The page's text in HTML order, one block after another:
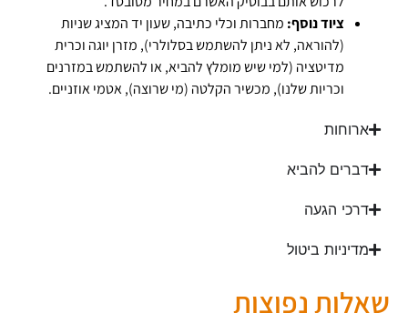
ציוד נוסף: מחברות וכלי כתיבה, שעון יד המציג שניות
(להוראה, לא ניתן להשתמש בסלולרי), מזרן יוגה וכרית
מדיטציה (למי שיש מומלץ להביא, או להשתמש במזרנים
וכריות שלנו), מכשיר הקלטה (מי שרוצה), אטמי אוזניים.
ארוחות
דברים להביא
דרכי הגעה
מדיניות ביטול
שאלות נפוצות